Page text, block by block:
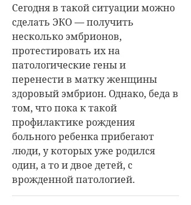
Сегодня в такой ситуации можно
сделать ЭКО — получить
несколько эмбрионов,
протестировать их на
патологические гены и
перенести в матку женщины
здоровый эмбрион. Однако, беда в
том, что пока к такой
профилактике рождения
больного ребенка прибегают
люди, у которых уже родился
один, а то и двое детей, с
врожденной патологией.